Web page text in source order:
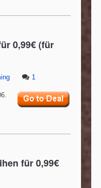
0,99€ (für
1
für 0,99€